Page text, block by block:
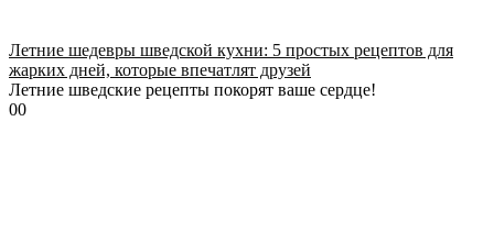
Летние шедевры шведской кухни: 5 простых рецептов для
жарких дней, которые впечатлят друзей
Летние шведские рецепты покорят ваше сердце!
00